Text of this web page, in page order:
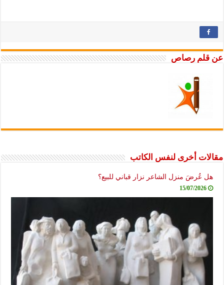
عن قلم رصاص
مقالات أخرى لنفس الكاتب
هل عُرضَ منزل الشاعر نزار قباني للبيع؟
15/07/2026